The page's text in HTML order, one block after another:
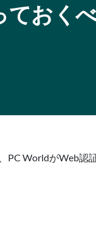
ておく
PC WorldがWeb認